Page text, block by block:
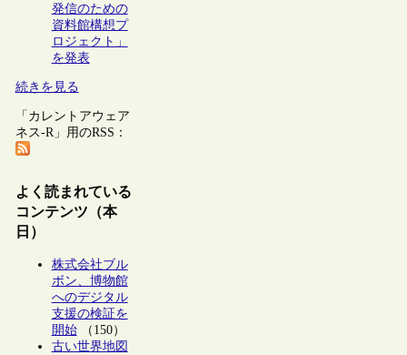
発信のための
資料館構想プ
ロジェクト」
を発表
続きを見る
「カレントアウェア
ネス-R」用のRSS：
よく読まれている
コンテンツ（本
日）
株式会社ブル
ボン、博物館
へのデジタル
支援の検証を
開始（150）
古い世界地図